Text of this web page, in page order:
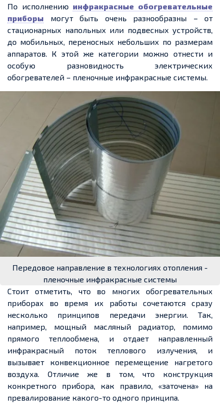
По исполнению инфракрасные обогревательные
приборы могут быть очень разнообразны – от
стационарных напольных или подвесных устройств,
до мобильных, переносных небольших по размерам
аппаратов. К этой же категории можно отнести и
особую разновидность электрических
обогревателей – пленочные инфракрасные системы.
Передовое направление в технологиях отопления -
пленочные инфракрасные системы
Стоит отметить, что во многих обогревательных
приборах во время их работы сочетаются сразу
несколько принципов передачи энергии. Так,
например, мощный масляный радиатор, помимо
прямого теплообмена, и отдает направленный
инфракрасный поток теплового излучения, и
вызывает конвекционное перемещение нагретого
воздуха. Отличие же в том, что конструкция
конкретного прибора, как правило, «заточена» на
превалирование какого-то одного принципа.